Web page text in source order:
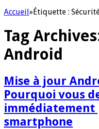
Accueil»Étiquette :
Tag
Android
Mise à jour
Pourquoi vous
smartphone